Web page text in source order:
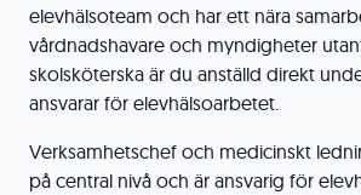
elevhälsoteam och har ett nära
vårdnadshavare och myndigheter
skolsköterska är du anställd direkt
ansvarar för elevhälsoarbetet.
Verksamhetschef och medicinskt
på central nivå och är ansvarig för